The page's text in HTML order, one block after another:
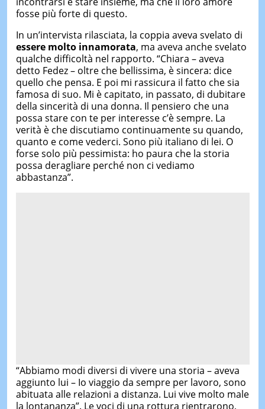
fosse più forte di questo.
In un’intervista rilasciata, la coppia aveva svelato di
essere molto innamorata, ma aveva anche svelato
qualche difficoltà nel rapporto. “Chiara – aveva
detto Fedez – oltre che bellissima, è sincera: dice
quello che pensa. E poi mi rassicura il fatto che sia
famosa di suo. Mi è capitato, in passato, di dubitare
della sincerità di una donna. Il pensiero che una
possa stare con te per interesse c’è sempre. La
verità è che discutiamo continuamente su quando,
quanto e come vederci. Sono più italiano di lei. O
forse solo più pessimista: ho paura che la storia
possa deragliare perché non ci vediamo
abbastanza”.
“Abbiamo modi diversi di vivere una storia – aveva
aggiunto lui – Io viaggio da sempre per lavoro, sono
abituata alle relazioni a distanza. Lui vive molto male
la lontananza”. Le voci di una rottura rientrarono,